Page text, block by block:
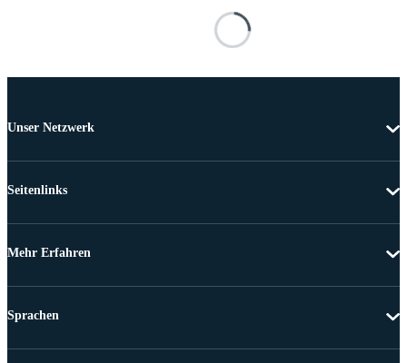
Unser Netzwerk
Seitenlinks
Mehr Erfahren
Sprachen